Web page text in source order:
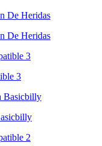
De Heridas
De Heridas
3